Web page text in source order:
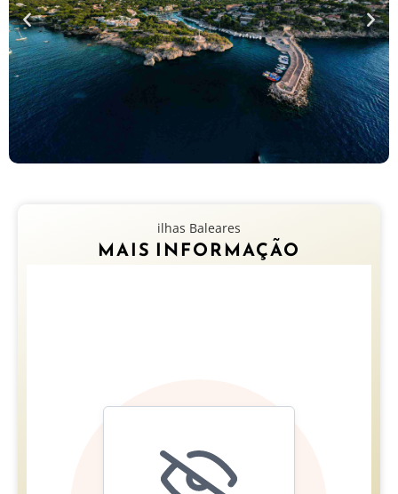
ilhas Baleares
MAIS INFORMAÇÃO